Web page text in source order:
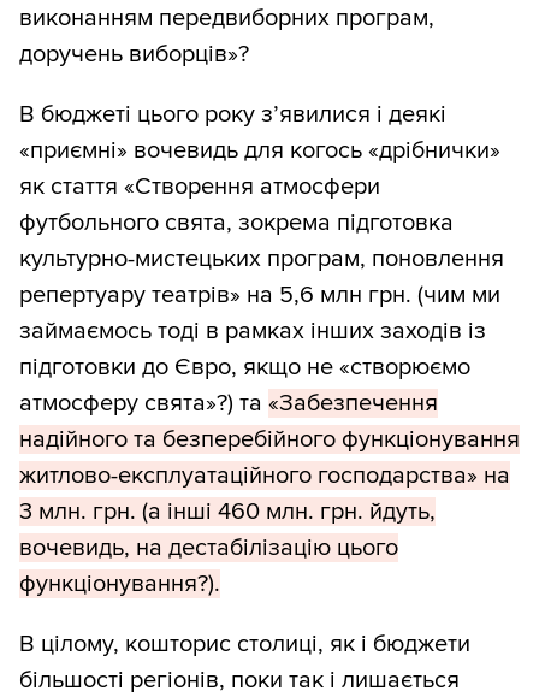
виконанням передвиборних програм,
доручень виборців»?
В бюджеті цього року з’явилися і деякі
«приємні» вочевидь для когось «дрібнички»
як стаття «Створення атмосфери
футбольного свята, зокрема підготовка
культурно-мистецьких програм, поновлення
репертуару театрів» на 5,6 млн грн. (чим ми
займаємось тоді в рамках інших заходів із
підготовки до Євро, якщо не «створюємо
атмосферу свята»?) та «Забезпечення
надійного та безперебійного функціонування
житлово-експлуатаційного господарства» на
3 млн. грн. (а інші 460 млн. грн. йдуть,
вочевидь, на дестабілізацію цього
функціонування?).
В цілому, кошторис столиці, як і бюджети
більшості регіонів, поки так і лишається